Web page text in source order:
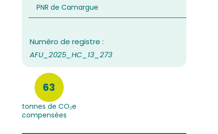
PNR de Camargue
AFU_2025_HC_13_273
63
tonnes de CO₂e
compensées